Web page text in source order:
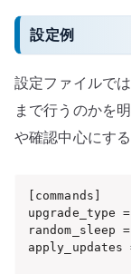
設定例
設定ファイルで
まで行うのかを
や確認中心にす
[commands]
upgrade_type
random_sleep
apply_updates